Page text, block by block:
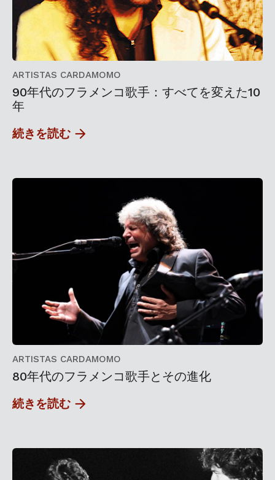
ARTISTAS CARDAMOMO
90年代のフラメンコ歌手：すべてを変えた10
年
続きを読む
ARTISTAS CARDAMOMO
80年代のフラメンコ歌手とその進化
続きを読む